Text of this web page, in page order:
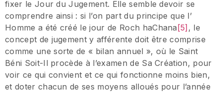
fixer le Jour du Jugement. Elle semble devoir se
comprendre ainsi : si l’on part du principe que l’
Homme a été créé le jour de Roch haChana[5], le
concept de jugement y afférente doit être comprise
comme une sorte de « bilan annuel », où le Saint
Béni Soit-Il procède à l’examen de Sa Création, pour
voir ce qui convient et ce qui fonctionne moins bien,
et doter chacun de ses moyens alloués pour l’année